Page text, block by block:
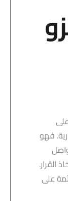
فهو
القرار.
على